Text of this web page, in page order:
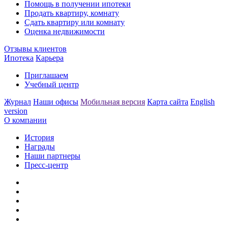
Помощь в получении ипотеки
Продать квартиру, комнату
Сдать квартиру или комнату
Оценка недвижимости
Отзывы клиентов
Ипотека Карьера
Приглашаем
Учебный центр
Журнал Наши офисы Мобильная версия Карта сайта English
version
О компании
История
Награды
Наши партнеры
Пресс-центр